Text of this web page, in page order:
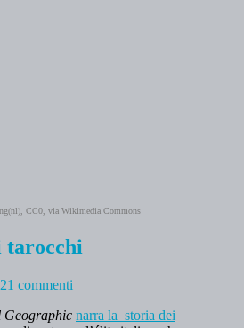
CC0, via Wikimedia Commons
tarocchi
21 commenti
Geographic narra la storia dei